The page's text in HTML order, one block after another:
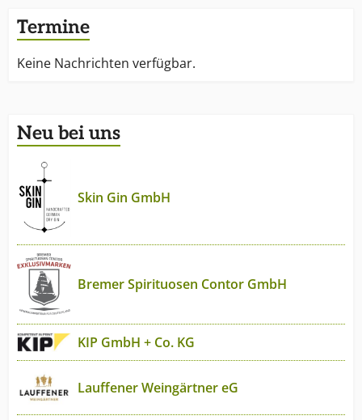
Termine
Keine Nachrichten verfügbar.
Neu bei uns
Skin Gin GmbH
Bremer Spirituosen Contor GmbH
KIP GmbH + Co. KG
Lauffener Weingärtner eG